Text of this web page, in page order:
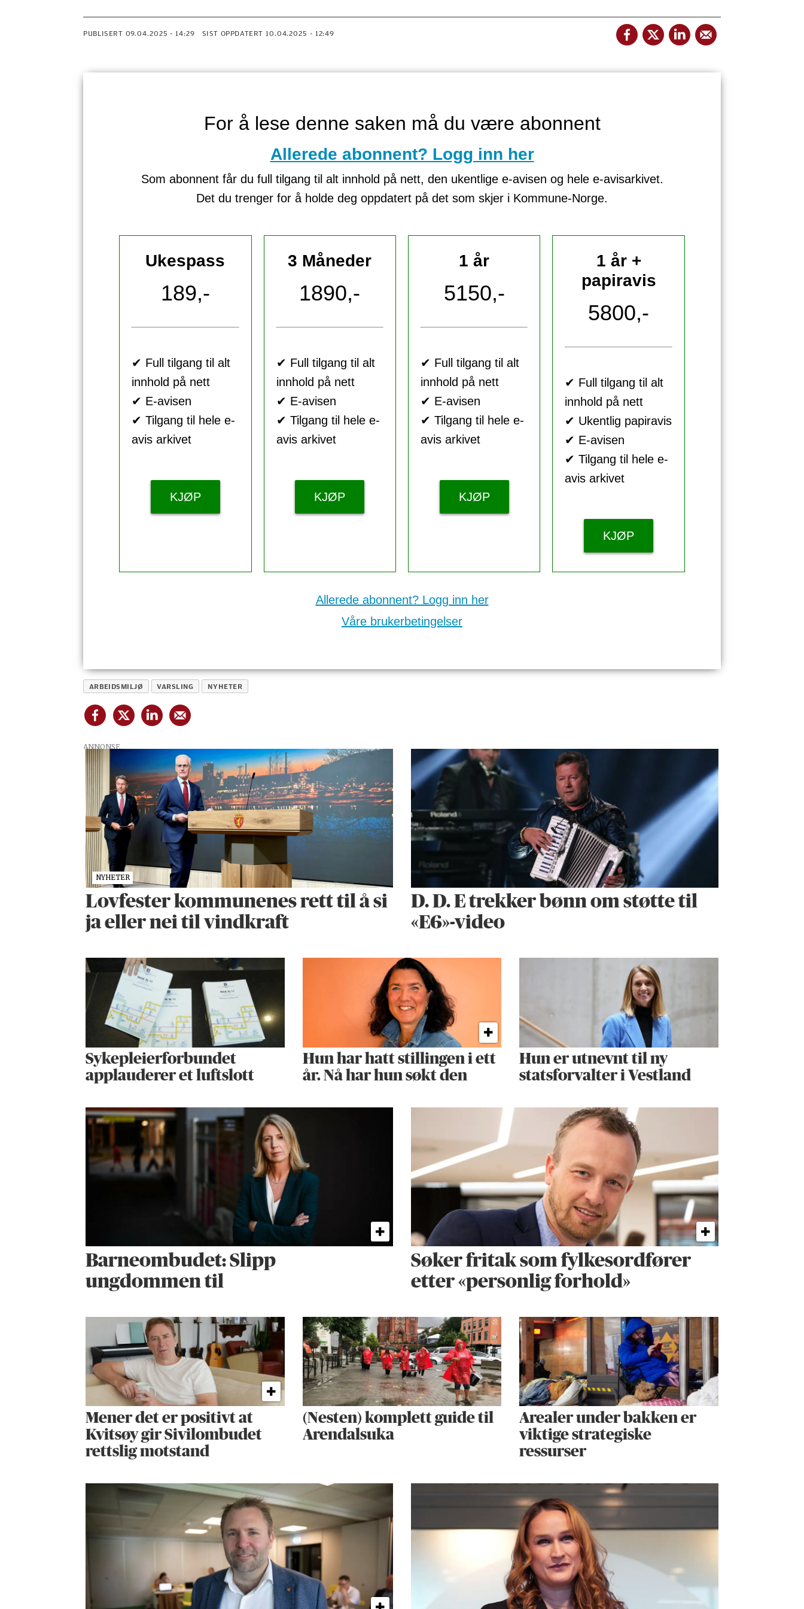
PUBLISERT 09.04.2025 - 14:29 SIST OPPDATERT 10.04.2025 - 12:49
For å lese denne saken må du være abonnent
Allerede abonnent? Logg inn her
Som abonnent får du full tilgang til alt innhold på nett, den ukentlige e-avisen og hele e-avisarkivet.
Det du trenger for å holde deg oppdatert på det som skjer i Kommune-Norge.
Ukespass
189,-
✔ Full tilgang til alt
innhold på nett
✔ E-avisen
✔ Tilgang til hele e-
avis arkivet
KJØP
3 Måneder
1890,-
✔ Full tilgang til alt
innhold på nett
✔ E-avisen
✔ Tilgang til hele e-
avis arkivet
KJØP
1 år
5150,-
✔ Full tilgang til alt
innhold på nett
✔ E-avisen
✔ Tilgang til hele e-
avis arkivet
KJØP
1 år +
papiravis
5800,-
✔ Full tilgang til alt
innhold på nett
✔ Ukentlig papiravis
✔ E-avisen
✔ Tilgang til hele e-
avis arkivet
KJØP
Allerede abonnent? Logg inn her
Våre brukerbetingelser
ARBEIDSMILJØ VARSLING NYHETER
ANNONSE
NYHETER
Lovfester kommunenes rett til å si
ja eller nei til vindkraft
D. D. E trekker bønn om støtte til
«E6»-video
Sykepleier­forbundet
applauderer et luftslott
Hun har hatt stillingen i ett
år. Nå har hun søkt den
Hun er utnevnt til ny
statsforvalter i Vestland
Barneombudet: Slipp
ungdommen til
Søker fritak som fylkes­ordfører
etter «personlig forhold»
Mener det er positivt at
Kvitsøy gir Sivilombudet
rettslig motstand
(Nesten) komplett guide til
Arendalsuka
Arealer under bakken er
viktige strategiske
ressurser